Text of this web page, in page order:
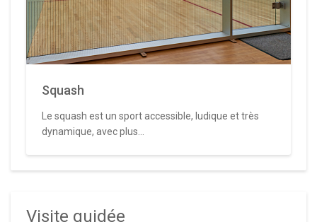
Squash
Le squash est un sport accessible, ludique et très
dynamique, avec plus...
Visite guidée